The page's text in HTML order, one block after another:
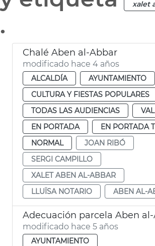
xalet
.
Chalé Aben al-Abbar
modificado hace 4 años
ALCALDÍA
AYUNTAMIENTO
CULTURA Y FIESTAS POPULARES
TODAS LAS AUDIENCIAS
EN PORTADA
EN PORTADA
NORMAL
JOAN RIBÓ
SERGI CAMPILLO
XALET ABEN AL-ABBAR
LLUÏSA NOTARIO
ABEN AL-
Adecuación parcela Aben
modificado hace 5 años
AYUNTAMIENTO